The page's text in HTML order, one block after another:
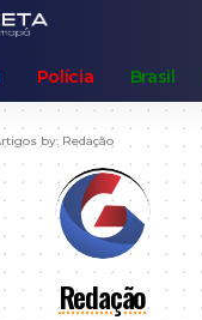
Polícia Brasil
by: Redação
Redação